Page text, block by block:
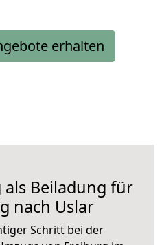
erhalten
Beiladung für
nach Uslar
Schritt bei der